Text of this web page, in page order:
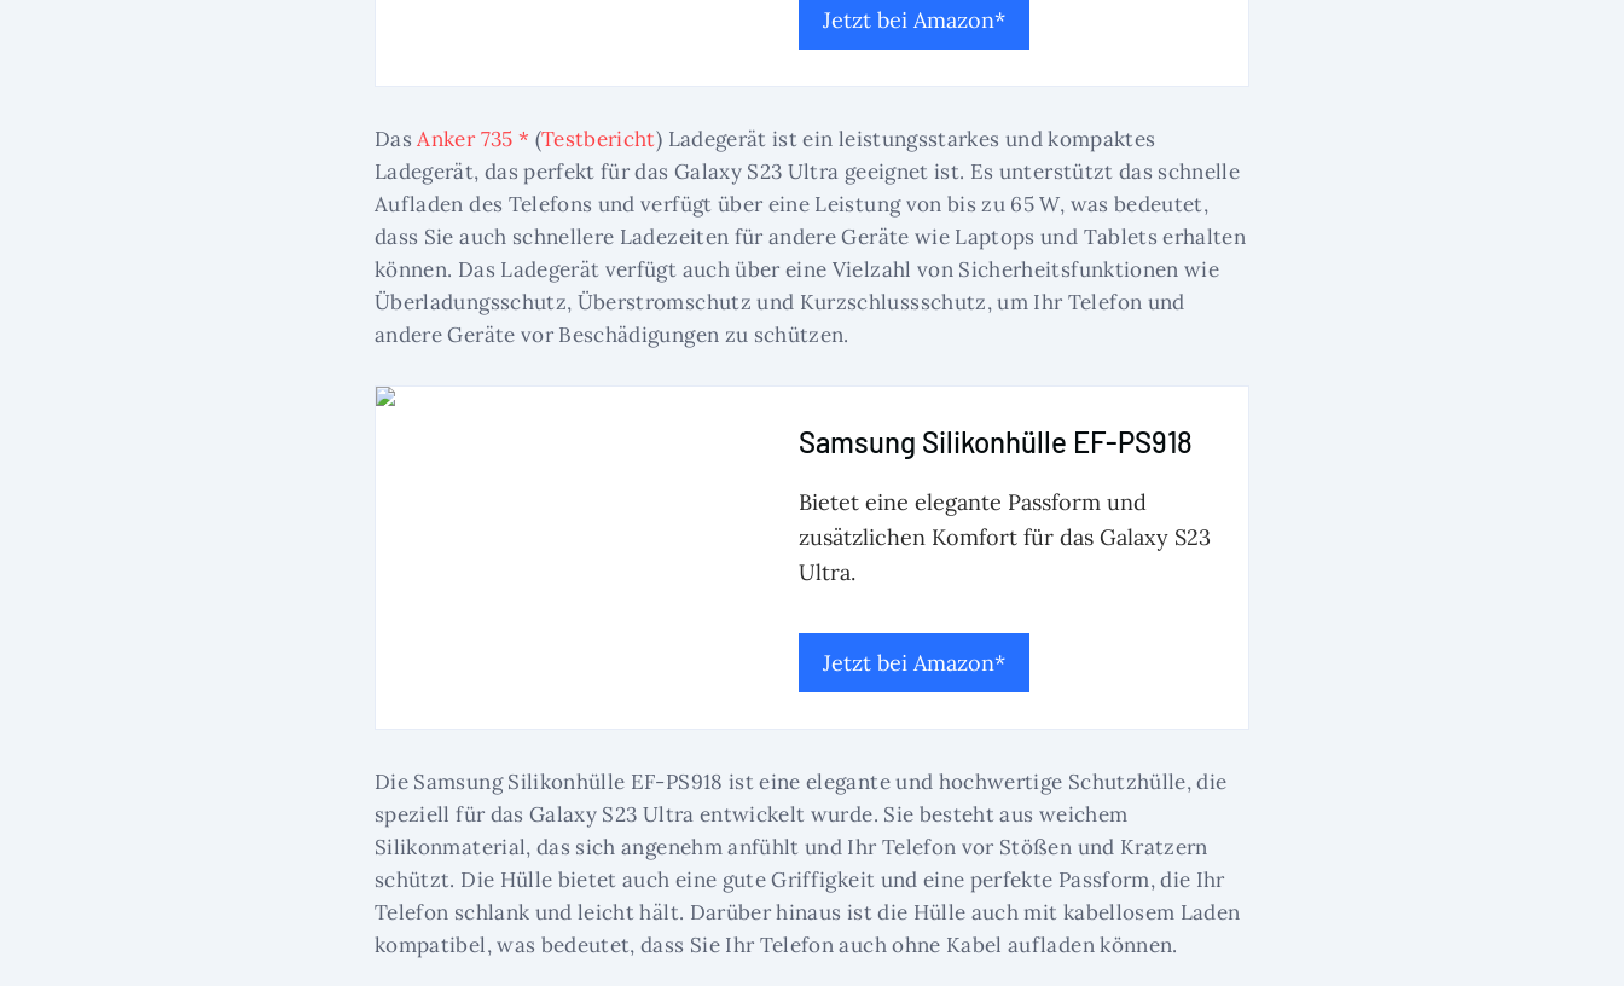
Jetzt bei Amazon*
DasAnker 735 * (Testbericht) Ladegerät ist ein leistungsstarkes und kompaktes
Ladegerät, das perfekt für das Galaxy S23 Ultra geeignet ist. Es unterstützt das schnelle
Aufladen des Telefons und verfügt über eine Leistung von bis zu 65 W, was bedeutet,
dass Sie auch schnellere Ladezeiten für andere Geräte wie Laptops und Tablets erhalten
können. Das Ladegerät verfügt auch über eine Vielzahl von Sicherheitsfunktionen wie
Überladungsschutz, Überstromschutz und Kurzschlussschutz, um Ihr Telefon und
andere Geräte vor Beschädigungen zu schützen.
Samsung Silikonhülle EF-PS918
Bietet eine elegante Passform und
zusätzlichen Komfort für das Galaxy S23
Ultra.
Jetzt bei Amazon*
Die Samsung Silikonhülle EF-PS918 ist eine elegante und hochwertige Schutzhülle, die
speziell für das Galaxy S23 Ultra entwickelt wurde. Sie besteht aus weichem
Silikonmaterial, das sich angenehm anfühlt und Ihr Telefon vor Stößen und Kratzern
schützt. Die Hülle bietet auch eine gute Griffigkeit und eine perfekte Passform, die Ihr
Telefon schlank und leicht hält. Darüber hinaus ist die Hülle auch mit kabellosem Laden
kompatibel, was bedeutet, dass Sie Ihr Telefon auch ohne Kabel aufladen können.